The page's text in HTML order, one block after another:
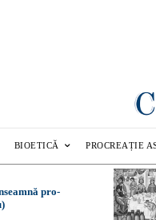
BIOETICĂ PROCREAȚIE
pro-